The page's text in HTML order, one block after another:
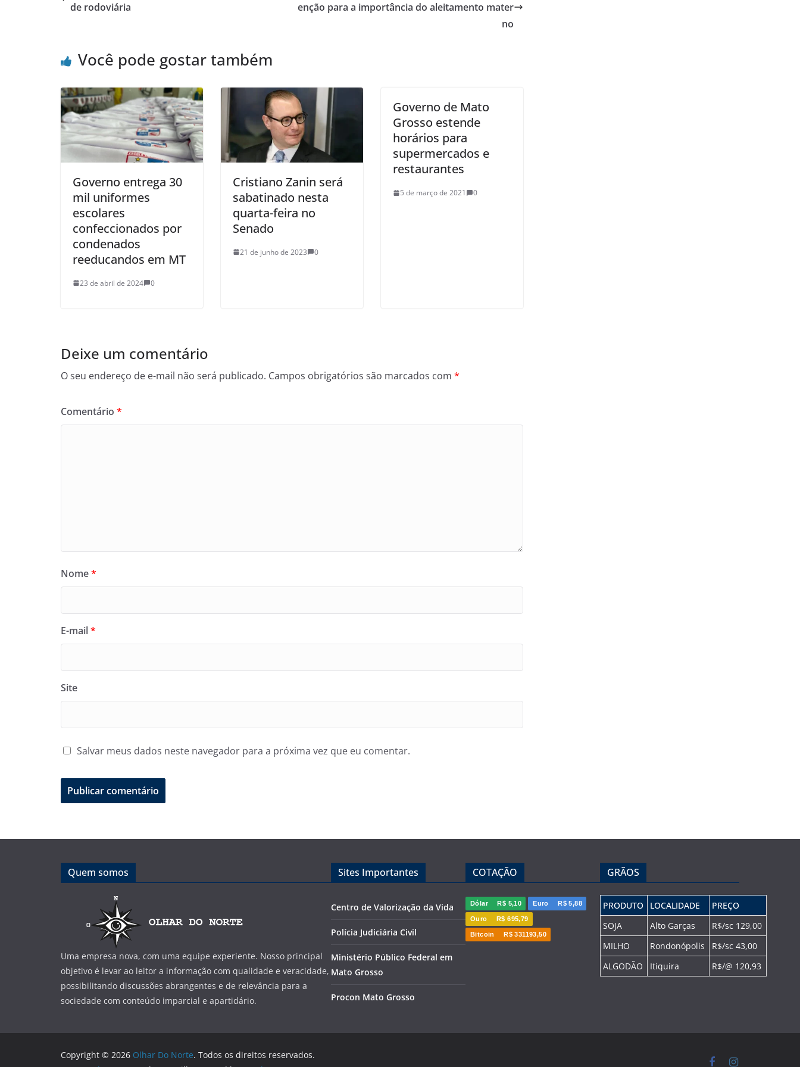
de rodoviária
enção para a importância do aleitamento mater
no
Você pode gostar também
Governo entrega 30
mil uniformes
escolares
confeccionados por
condenados
reeducandos em MT
23 de abril de 2024 0
Cristiano Zanin será
sabatinado nesta
quarta-feira no
Senado
21 de junho de 2023 0
Governo de Mato
Grosso estende
horários para
supermercados e
restaurantes
5 de março de 2021 0
Deixe um comentário
O seu endereço de e-mail não será publicado. Campos obrigatórios são marcados com *
Comentário *
Nome*
E-mail*
Site
Salvar meus dados neste navegador para a próxima vez que eu comentar.
Quem somos
Uma empresa nova, com uma equipe experiente. Nosso principal
objetivo é levar ao leitor a informação com qualidade e veracidade,
possibilitando discussões abrangentes e de relevância para a
sociedade com conteúdo imparcial e apartidário.
Sites Importantes
Centro de Valorização da Vida
Polícia Judiciária Civil
Ministério Público Federal em
Mato Grosso
Procon Mato Grosso
COTAÇÃO
Dólar R$ 5,10 Euro R$ 5,88
Ouro R$ 695,79
Bitcoin R$ 331193,50
GRÃOS
PRODUTO LOCALIDADE
PREÇO
SOJA
Alto Garças
R$/sc 129,00
MILHO
Rondonópolis
R$/sc 43,00
ALGODÃO
Itiquira R$/@ 120,93
Copyright © 2026 Olhar Do Norte. Todos os direitos reservados.